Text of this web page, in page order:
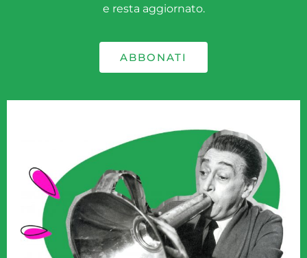
e resta aggiornato.
ABBONATI